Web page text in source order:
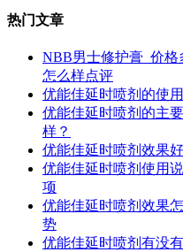
热门文章
NBB男士修护膏_价
怎么样点评
优能佳延时喷剂的使
优能佳延时喷剂的主
样？
优能佳延时喷剂效果
优能佳延时喷剂使用
项
优能佳延时喷剂效果
势
优能佳延时喷剂有没